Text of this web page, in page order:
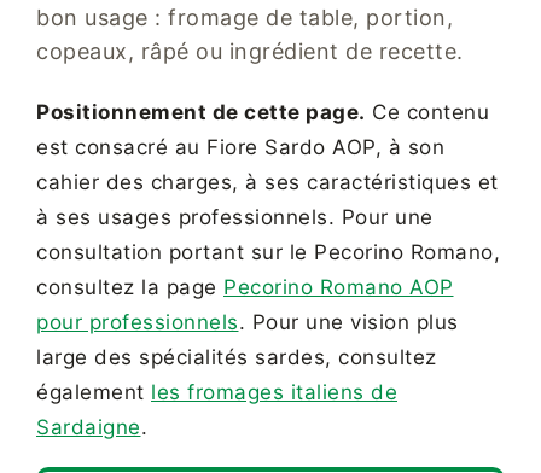
bon usage : fromage de table, portion,
copeaux, râpé ou ingrédient de recette.
Positionnement de cette page. Ce contenu
est consacré au Fiore Sardo AOP, à son
cahier des charges, à ses caractéristiques et
à ses usages professionnels. Pour une
consultation portant sur le Pecorino Romano,
consultez la page Pecorino Romano AOP
pour professionnels. Pour une vision plus
large des spécialités sardes, consultez
également les fromages italiens de
Sardaigne.